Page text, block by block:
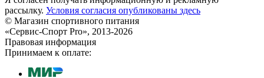
рассылку. Условия согласия опубликованы здесь
© Магазин спортивного питания
«Сервис-Спорт Pro», 2013-2026
Правовая информация
Принимаем к оплате: